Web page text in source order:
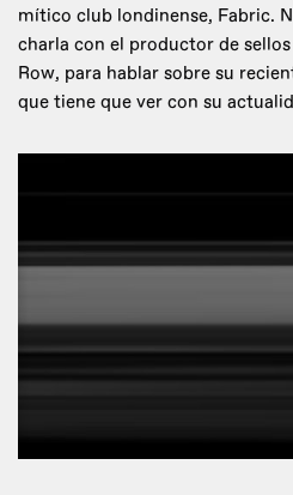
mítico club londinense, Fabric.
charla con el productor de
Row, para hablar sobre su
que tiene que ver con su